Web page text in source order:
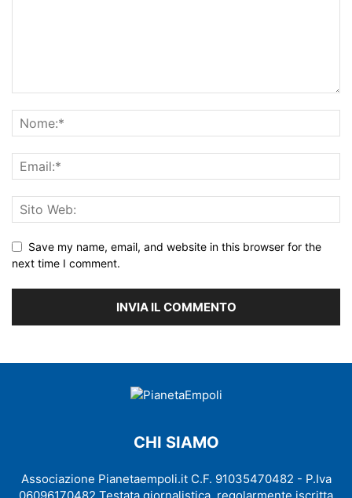
Save my name, email, and website in this browser for the
next time I comment.
CHI SIAMO
Associazione Pianetaempoli.it C.F. 91035470482 - P.Iva